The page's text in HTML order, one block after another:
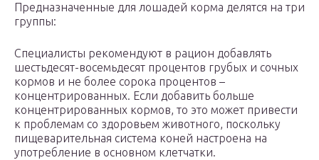
Предназначенные для лошадей корма делятся на три
группы:
Специалисты рекомендуют в рацион добавлять
шестьдесят-восемьдесят процентов грубых и сочных
кормов и не более сорока процентов –
концентрированных. Если добавить больше
концентрированных кормов, то это может привести
к проблемам со здоровьем животного, поскольку
пищеварительная система коней настроена на
употребление в основном клетчатки.